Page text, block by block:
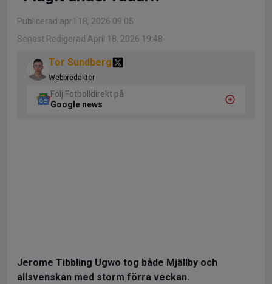
Publicerad april 18, 2026 09:05
Senast Redigerad April 18, 2026 19:48
Tor Sundberg
Webbredaktör
Följ Fotbolldirekt på
Google news
Jerome Tibbling Ugwo tog både Mjällby och
allsvenskan med storm förra veckan.